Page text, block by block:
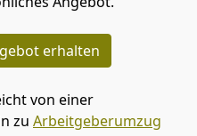
erhalten
von einer
zu Arbeitgeberumzug